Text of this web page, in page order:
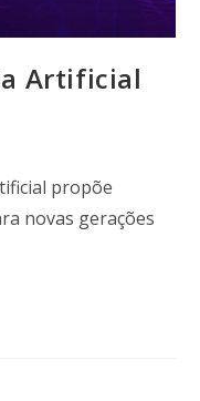
Artificial
propõe
novas gerações